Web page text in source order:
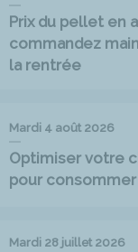
Prix du pellet en
commandez
la rentrée
Mardi 4 août 2026
Optimiser votre
pour
Mardi 28 juillet 2026